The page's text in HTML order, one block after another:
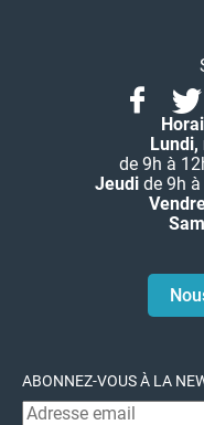
Facebook
de 9h à
Jeudi de 9h
ABONNEZ-VOUS À LA